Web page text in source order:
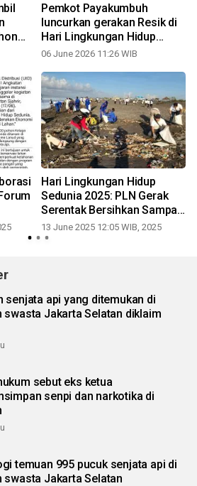
Pemkot Payakumbuh
luncurkan gerakan Resik di
Hari Lingkungan Hidup
Sedunia
06 June 2026 11:26 WIB
Hari Lingkungan Hidup
Sedunia 2025: PLN Gerak
Serentak Bersihkan Sampah
di 56 Lokasi Se-Indonesia
13 June 2025 12:05 WIB, 2025
senjata api yang ditemukan di
swasta Jakarta Selatan diklaim
sebut eks ketua
senpi dan narkotika di
temuan 995 pucuk senjata api di
swasta Jakarta Selatan